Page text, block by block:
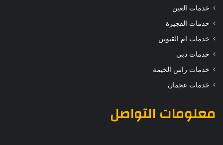
خدمات العين
خدمات الفجيرة
خدمات ام القيوين
خدمات دبي
خدمات راس الخيمة
خدمات عجمان
معلومات التواصل